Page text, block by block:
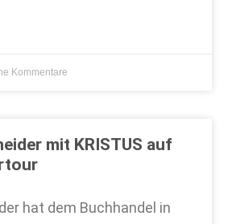
Kommentare
mit KRISTUS auf
hat dem Buchhandel in